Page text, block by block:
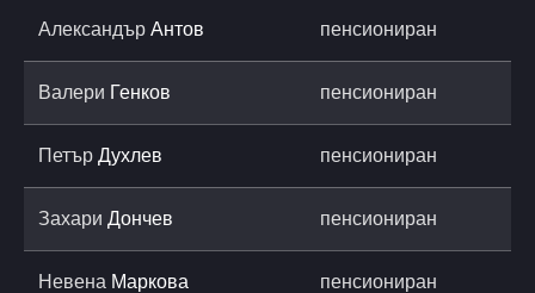
Александър Антов пенсиониран
Валери Генков пенсиониран
Петър Духлев пенсиониран
Захари Дончев пенсиониран
Невена Маркова пенсиониран